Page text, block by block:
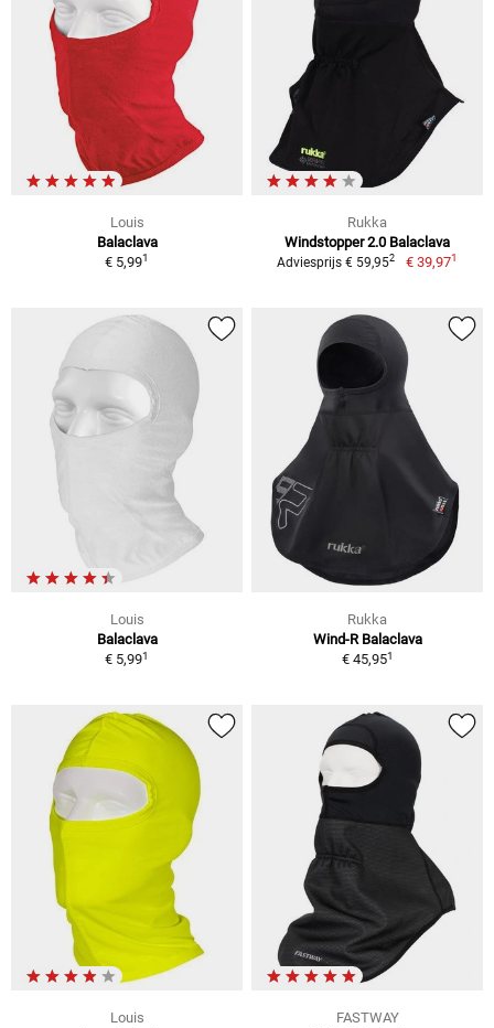
Louis
Balaclava
€ 5,991
Rukka
Windstopper 2.0 Balaclava
Adviesprijs € 59,952 € 39,971
Louis
Balaclava
€ 5,991
Rukka
Wind-R Balaclava
€ 45,951
Louis
FASTWAY